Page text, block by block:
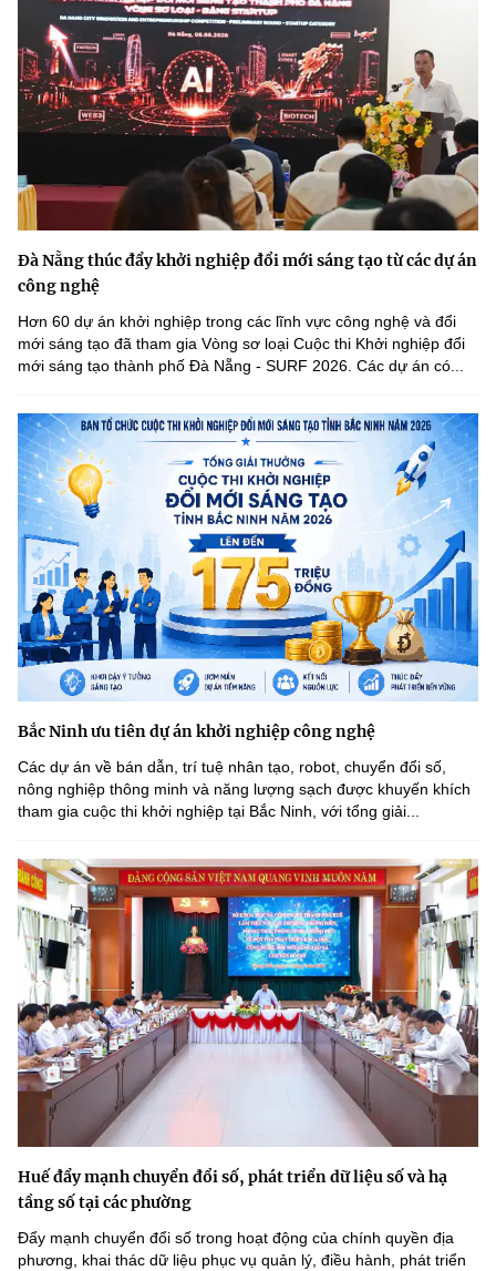
Đà Nẵng thúc đẩy khởi nghiệp đổi mới sáng tạo từ các dự án
công nghệ
Hơn 60 dự án khởi nghiệp trong các lĩnh vực công nghệ và đổi
mới sáng tạo đã tham gia Vòng sơ loại Cuộc thi Khởi nghiệp đổi
mới sáng tạo thành phố Đà Nẵng - SURF 2026. Các dự án có...
Bắc Ninh ưu tiên dự án khởi nghiệp công nghệ
Các dự án về bán dẫn, trí tuệ nhân tạo, robot, chuyển đổi số,
nông nghiệp thông minh và năng lượng sạch được khuyến khích
tham gia cuộc thi khởi nghiệp tại Bắc Ninh, với tổng giải...
Huế đẩy mạnh chuyển đổi số, phát triển dữ liệu số và hạ
tầng số tại các phường
Đẩy mạnh chuyển đổi số trong hoạt động của chính quyền địa
phương, khai thác dữ liệu phục vụ quản lý, điều hành, phát triển